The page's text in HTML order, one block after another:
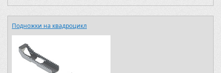
Подножки на квадроцикл